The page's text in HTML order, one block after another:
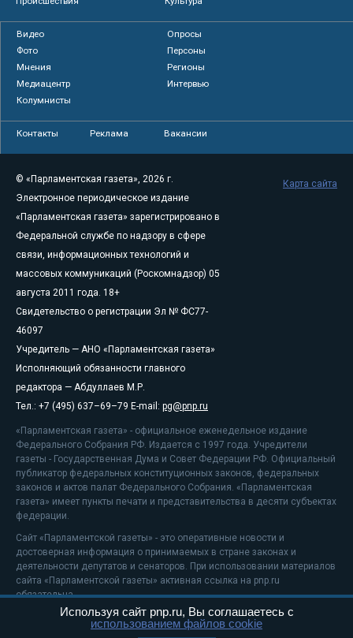
Видео
Опросы
Фото
Персоны
Мнения
Регионы
Медиацентр
Интервью
Колумнисты
Контакты Реклама Вакансии
© «Парламентская газета», 2026 г.
Электронное периодическое издание
«Парламентская газета» зарегистрировано в
Федеральной службе по надзору в сфере
связи, информационных технологий и
массовых коммуникаций (Роскомнадзор) 05
августа 2011 года. 18+
Свидетельство о регистрации Эл № ФС77-
46097
Учредитель — АНО «Парламентская газета»
Исполняющий обязанности главного
редактора — Абдуллаев М.Р.
Тел.: +7 (495) 637–69–79 E-mail: pg@pnp.ru
«Парламентская газета» - официальное еженедельное издание
Федерального Собрания РФ. Издается с 1997 года. Учредители
газеты - Государственная Дума и Совет Федерации РФ. Официальный
публикатор федеральных конституционных законов, федеральных
законов и актов палат Федерального Собрания. «Парламентская
газета» имеет пункты печати и представительства в десяти субъектах
федерации.
Сайт «Парламентской газеты» - это оперативные новости и
достоверная информация о принимаемых в стране законах и
деятельности депутатов и сенаторов. При использовании материалов
сайта «Парламентской газеты» активная ссылка на pnp.ru
обязательна.
На информационном ресурсе применяютсярекомендательные
Карта сайта
Используя сайт pnp.ru, Вы соглашаетесь с
использованием файлов cookie